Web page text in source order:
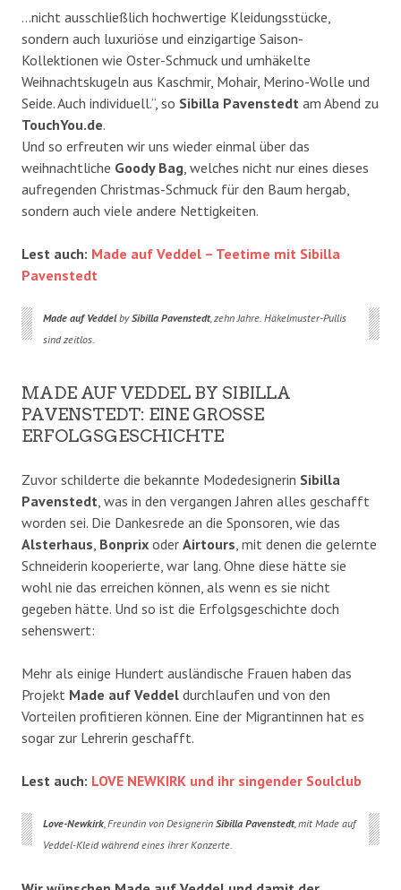
…nicht ausschließlich hochwertige Kleidungsstücke,
sondern auch luxuriöse und einzigartige Saison-
Kollektionen wie Oster-Schmuck und umhäkelte
Weihnachtskugeln aus Kaschmir, Mohair, Merino-Wolle und
Seide. Auch individuell.“, so Sibilla Pavenstedt am Abend zu
TouchYou.de.
Und so erfreuten wir uns wieder einmal über das
weihnachtliche Goody Bag, welches nicht nur eines dieses
aufregenden Christmas-Schmuck für den Baum hergab,
sondern auch viele andere Nettigkeiten.
Lest auch: Made auf Veddel – Teetime mit Sibilla
Pavenstedt
Made auf VeddelbySibilla Pavenstedt, zehn Jahre. Häkelmuster-Pullis
sind zeitlos.
MADE AUF VEDDEL BY SIBILLA
PAVENSTEDT: EINE GROSSE E
RFOLGSGESCHICHTE
Zuvor schilderte die bekannte Modedesignerin Sibilla
Pavenstedt, was in den vergangen Jahren alles geschafft
worden sei. Die Dankesrede an die Sponsoren, wie das
Alsterhaus, Bonprix oder Airtours, mit denen die gelernte
Schneiderin kooperierte, war lang. Ohne diese hätte sie
wohl nie das erreichen können, als wenn es sie nicht
gegeben hätte. Und so ist die Erfolgsgeschichte doch
sehenswert:
Mehr als einige Hundert ausländische Frauen haben das
Projekt Made auf Veddel durchlaufen und von den
Vorteilen profitieren können. Eine der Migrantinnen hat es
sogar zur Lehrerin geschafft.
Lest auch: LOVE NEWKIRK und ihr singender Soulclub
Love-Newkirk, Freundin von Designerin Sibilla Pavenstedt, mit Made auf
Veddel-Kleid während eines ihrer Konzerte.